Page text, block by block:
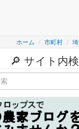
ホーム 市町村
🔎 サイト内